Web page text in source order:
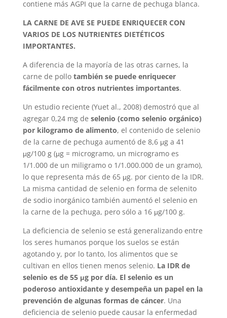
contiene más AGPI que la carne de pechuga blanca.
LA CARNE DE AVE SE PUEDE ENRIQUECER CON
VARIOS DE LOS NUTRIENTES DIETÉTICOS
IMPORTANTES.
A diferencia de la mayoría de las otras carnes, la
carne de pollo también se puede enriquecer
fácilmente con otros nutrientes importantes.
Un estudio reciente (Yuet al., 2008) demostró que al
agregar 0,24 mg de selenio (como selenio orgánico)
por kilogramo de alimento, el contenido de selenio
de la carne de pechuga aumentó de 8,6 μg a 41
μg/100 g (μg = microgramo, un microgramo es
1/1.000 de un miligramo o 1/1.000.000 de un gramo),
lo que representa más de 65 μg. por ciento de la IDR.
La misma cantidad de selenio en forma de selenito
de sodio inorgánico también aumentó el selenio en
la carne de la pechuga, pero sólo a 16 μg/100 g.
La deficiencia de selenio se está generalizando entre
los seres humanos porque los suelos se están
agotando y, por lo tanto, los alimentos que se
cultivan en ellos tienen menos selenio. La IDR de
selenio es de 55 μg por día. El selenio es un
poderoso antioxidante y desempeña un papel en la
prevención de algunas formas de cáncer. Una
deficiencia de selenio puede causar la enfermedad